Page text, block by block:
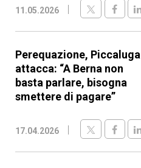
11.05.2026
Perequazione, Piccaluga
attacca: “A Berna non
basta parlare, bisogna
smettere di pagare”
17.04.2026